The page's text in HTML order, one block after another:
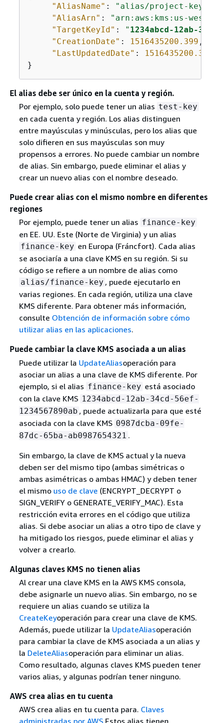
"AliasName" : "alias/project-key"
"AliasArn" :
"arn:aws:kms:us-
"TargetKeyId" : " 1234abcd-12ab-
"CreationDate" : 1516435200.399 ,
"LastUpdatedDate" :
1516435200.399
}
El alias debe ser único en la cuenta y región.
Por ejemplo, solo puede tener un alias test-key
en cada cuenta y región. Los alias distinguen
entre mayúsculas y minúsculas, pero los alias que
solo difieren en sus mayúsculas son muy
propensos a errores. No puede cambiar un nombre
de alias. Sin embargo, puede eliminar el alias y
crear un nuevo alias con el nombre deseado.
Puede crear alias con el mismo nombre en diferentes
regiones
Por ejemplo, puede tener un alias finance-key
en EE. UU. Este (Norte de Virginia) y un alias
finance-key en Europa (Fráncfort). Cada alias
se asociaría a una clave KMS en su región. Si su
código se refiere a un nombre de alias como
alias/finance-key , puede ejecutarlo en
varias regiones. En cada región, utiliza una clave
KMS diferente. Para obtener más información,
consulte Obtención de información sobre cómo
utilizar alias en las aplicaciones.
Puede cambiar la clave KMS asociada a un alias
Puede utilizar la UpdateAliasoperación para
asociar un alias a una clave de KMS diferente. Por
ejemplo, si el alias finance-key está asociado
con la clave KMS 1234abcd-12ab-34cd-56ef-
1234567890ab , puede actualizarla para que esté
asociada con la clave KMS 0987dcba-09fe-
87dc-65ba-ab0987654321 .
Sin embargo, la clave de KMS actual y la nueva
deben ser del mismo tipo (ambas simétricas o
ambas asimétricas o ambas HMAC) y deben tener
el mismo uso de clave (ENCRYPT_DECRYPT o
SIGN_VERIFY o GENERATE_VERIFY_MAC). Esta
restricción evita errores en el código que utiliza
alias. Si debe asociar un alias a otro tipo de clave y
ha mitigado los riesgos, puede eliminar el alias y
volver a crearlo.
Algunas claves KMS no tienen alias
Al crear una clave KMS en la AWS KMS consola,
debe asignarle un nuevo alias. Sin embargo, no se
requiere un alias cuando se utiliza la
CreateKeyoperación para crear una clave de KMS.
Además, puede utilizar la UpdateAliasoperación
para cambiar la clave de KMS asociada a un alias y
la DeleteAliasoperación para eliminar un alias.
Como resultado, algunas claves KMS pueden tener
varios alias, y algunas podrían tener ninguno.
AWS crea alias en tu cuenta
AWS crea alias en tu cuenta para. Claves
administradas por AWSEstos alias tienen